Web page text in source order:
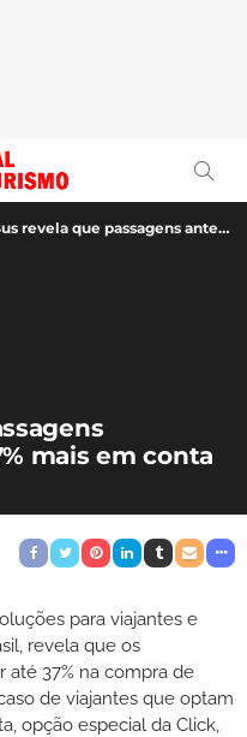
que passagens antecipadas são até 37% mais em conta
mais em conta
para viajantes e
revela que os
37% na compra de
de viajantes que optam
opção especial da Click,